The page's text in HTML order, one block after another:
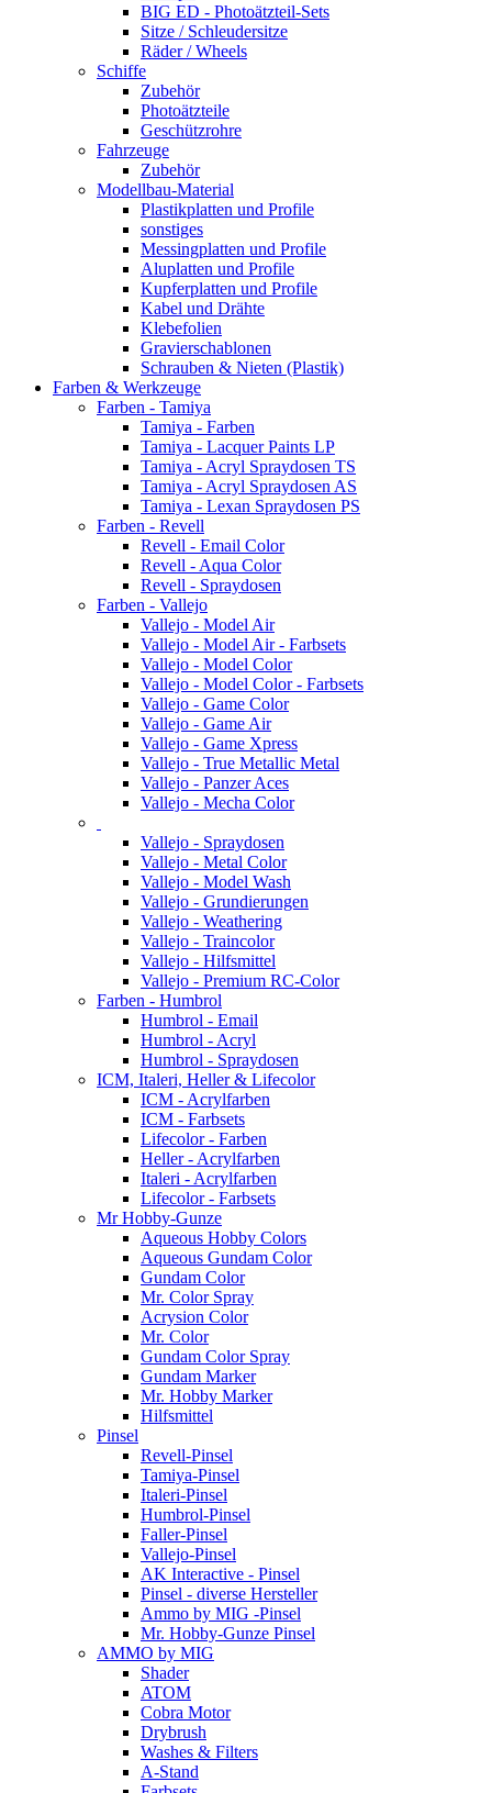
BIG ED - Photoätzteil-Sets
Sitze / Schleudersitze
Räder / Wheels
Schiffe
Zubehör
Photoätzteile
Geschützrohre
Fahrzeuge
Zubehör
Modellbau-Material
Plastikplatten und Profile
sonstiges
Messingplatten und Profile
Aluplatten und Profile
Kupferplatten und Profile
Kabel und Drähte
Klebefolien
Gravierschablonen
Schrauben & Nieten (Plastik)
Farben & Werkzeuge
Farben - Tamiya
Tamiya - Farben
Tamiya - Lacquer Paints LP
Tamiya - Acryl Spraydosen TS
Tamiya - Acryl Spraydosen AS
Tamiya - Lexan Spraydosen PS
Farben - Revell
Revell - Email Color
Revell - Aqua Color
Revell - Spraydosen
Farben - Vallejo
Vallejo - Model Air
Vallejo - Model Air - Farbsets
Vallejo - Model Color
Vallejo - Model Color - Farbsets
Vallejo - Game Color
Vallejo - Game Air
Vallejo - Game Xpress
Vallejo - True Metallic Metal
Vallejo - Panzer Aces
Vallejo - Mecha Color
Vallejo - Spraydosen
Vallejo - Metal Color
Vallejo - Model Wash
Vallejo - Grundierungen
Vallejo - Weathering
Vallejo - Traincolor
Vallejo - Hilfsmittel
Vallejo - Premium RC-Color
Farben - Humbrol
Humbrol - Email
Humbrol - Acryl
Humbrol - Spraydosen
ICM, Italeri, Heller & Lifecolor
ICM - Acrylfarben
ICM - Farbsets
Lifecolor - Farben
Heller - Acrylfarben
Italeri - Acrylfarben
Lifecolor - Farbsets
Mr Hobby-Gunze
Aqueous Hobby Colors
Aqueous Gundam Color
Gundam Color
Mr. Color Spray
Acrysion Color
Mr. Color
Gundam Color Spray
Gundam Marker
Mr. Hobby Marker
Hilfsmittel
Pinsel
Revell-Pinsel
Tamiya-Pinsel
Italeri-Pinsel
Humbrol-Pinsel
Faller-Pinsel
Vallejo-Pinsel
AK Interactive - Pinsel
Pinsel - diverse Hersteller
Ammo by MIG -Pinsel
Mr. Hobby-Gunze Pinsel
AMMO by MIG
Shader
ATOM
Cobra Motor
Drybrush
Washes & Filters
A-Stand